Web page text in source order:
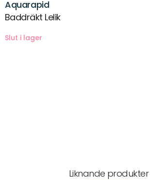
Aquarapid
Baddräkt Lelik
Liknande produkter